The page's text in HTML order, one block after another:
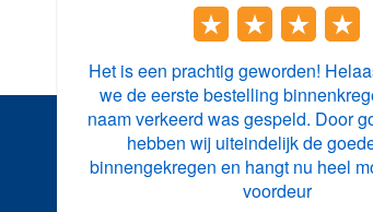
Het is een prachtig geworden!
we de eerste bestelling
naam verkeerd was gespeld. Door
hebben wij uiteindelijk de
binnengekregen en hangt nu heel
voordeur